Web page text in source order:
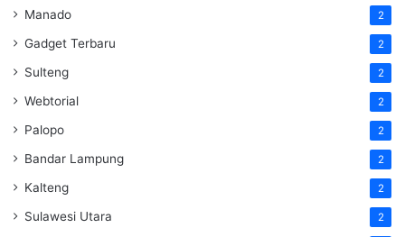
Manado 2
Gadget Terbaru 2
Sulteng 2
Webtorial 2
Palopo 2
Bandar Lampung 2
Kalteng 2
Sulawesi Utara 2